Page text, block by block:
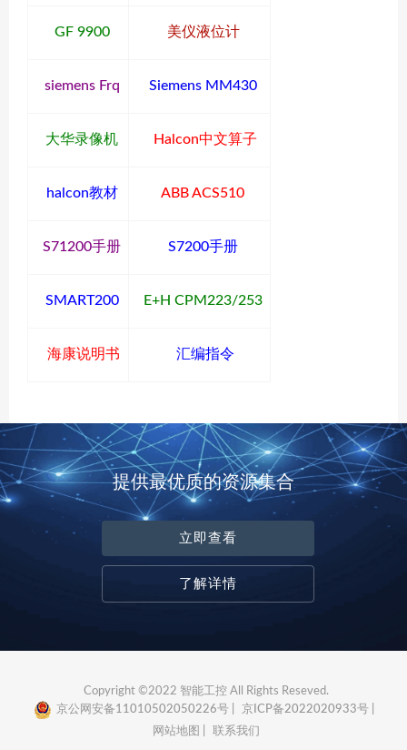
GF 9900 美仪液位计
siemens Frq Siemens MM430
大华录像机 Halcon中文算子
halcon教材 ABB ACS510
S71200手册 S7200手册
SMART200 E+H CPM223/253
海康说明书 汇编指令
提供最优质的资源集合
立即查看
了解详情
Copyright ©2022 智能工控 All Rights Reseved.
京公网安备11010502050226号 |
京ICP备2022020933号 |
网站地图 |
联系我们